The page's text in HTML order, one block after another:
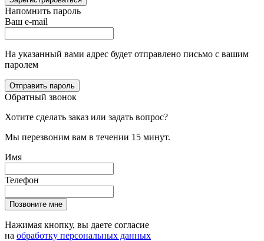
Напомнить пароль
Ваш e-mail
На указанный вами адрес будет отправлено письмо с вашим
паролем
Отправить пароль
Обратный звонок
Хотите сделать заказ или задать вопрос?
Мы перезвоним вам в течении 15 минут.
Имя
Телефон
Позвоните мне
Нажимая кнопку, вы даете согласие
на обработку персональных данных